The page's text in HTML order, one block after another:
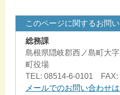
このページに関するお問
総務課
島根県隠岐郡西ノ島町大
町役場
TEL: 08514-6-0101 FAX:
メールでのお問い合わせ